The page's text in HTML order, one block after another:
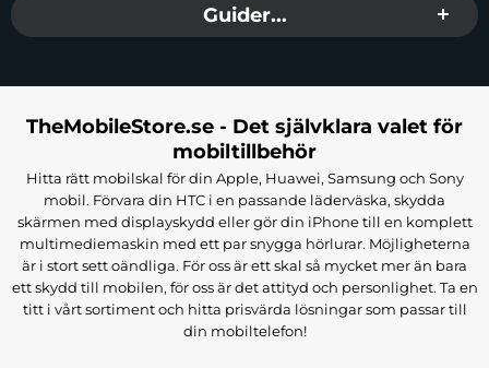
Guider...
TheMobileStore.se - Det självklara valet för
mobiltillbehör
Hitta rätt mobilskal för din Apple, Huawei, Samsung och Sony
mobil. Förvara din HTC i en passande läderväska, skydda
skärmen med displayskydd eller gör din iPhone till en komplett
multimediemaskin med ett par snygga hörlurar. Möjligheterna
är i stort sett oändliga. För oss är ett skal så mycket mer än bara
ett skydd till mobilen, för oss är det attityd och personlighet. Ta en
titt i vårt sortiment och hitta prisvärda lösningar som passar till
din mobiltelefon!